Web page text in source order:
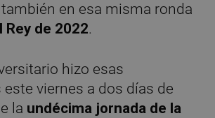
en esa misma ronda
Rey de 2022.
hizo esas
viernes a dos días de
la undécima jornada de la